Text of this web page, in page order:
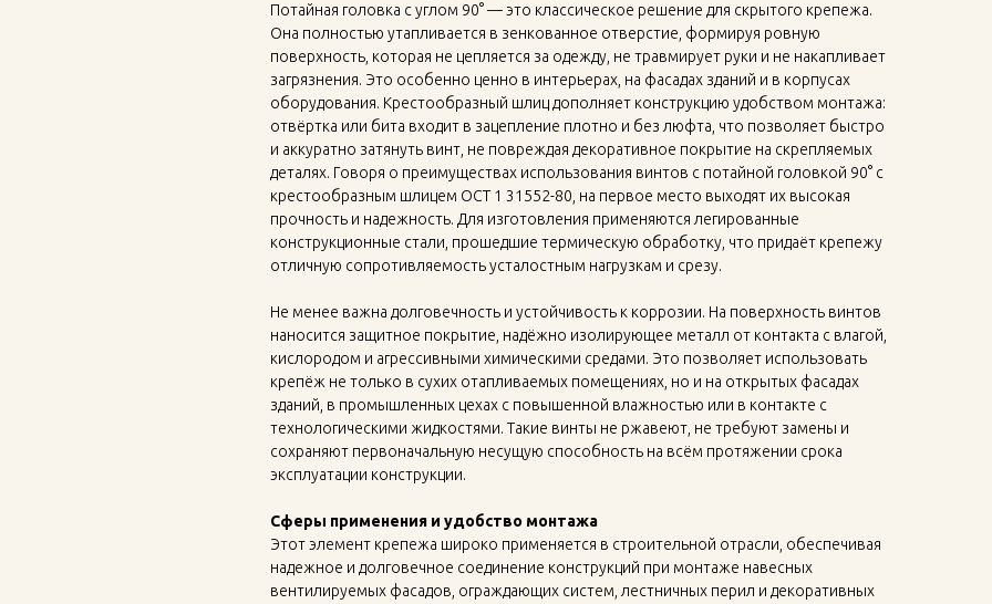
Потайная головка с углом 90° — это классическое решение для скрытого крепежа.
Она полностью утапливается в зенкованное отверстие, формируя ровную
поверхность, которая не цепляется за одежду, не травмирует руки и не накапливает
загрязнения. Это особенно ценно в интерьерах, на фасадах зданий и в корпусах
оборудования. Крестообразный шлиц дополняет конструкцию удобством монтажа:
отвёртка или бита входит в зацепление плотно и без люфта, что позволяет быстро
и аккуратно затянуть винт, не повреждая декоративное покрытие на скрепляемых
деталях. Говоря о преимуществах использования винтов с потайной головкой 90° с
крестообразным шлицем ОСТ 1 31552-80, на первое место выходят их высокая
прочность и надежность. Для изготовления применяются легированные
конструкционные стали, прошедшие термическую обработку, что придаёт крепежу
отличную сопротивляемость усталостным нагрузкам и срезу.
Не менее важна долговечность и устойчивость к коррозии. На поверхность винтов
наносится защитное покрытие, надёжно изолирующее металл от контакта с влагой,
кислородом и агрессивными химическими средами. Это позволяет использовать
крепёж не только в сухих отапливаемых помещениях, но и на открытых фасадах
зданий, в промышленных цехах с повышенной влажностью или в контакте с
технологическими жидкостями. Такие винты не ржавеют, не требуют замены и
сохраняют первоначальную несущую способность на всём протяжении срока
эксплуатации конструкции.
Сферы применения и удобство монтажа
Этот элемент крепежа широко применяется в строительной отрасли, обеспечивая
надежное и долговечное соединение конструкций при монтаже навесных
вентилируемых фасадов, ограждающих систем, лестничных перил и декоративных